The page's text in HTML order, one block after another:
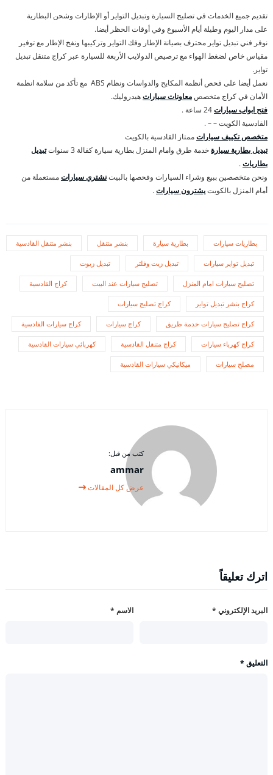
تقديم جميع الخدمات في تصليح السيارة وتبديل التواير أو الإطارات وشحن البطارية
على مدار اليوم وطيلة أيام الأسبوع وفي أوقات الحظر أيضا.
نوفر فني تبديل تواير محترف بصيانة الإطار وفك التواير وتركيبها ونفخ الإطار مع توفير
مقياس خاص لضغط الهواء مع ترصيص الدولايب الأربعة للسيارة عبر كراج متنقل تبديل
تواير.
نعمل أيضا على فحص أنظمة المكابح والدواسات ونظام ABS مع تأكد من سلامة انظمة
الأمان في كراج متخصصمعاونات سياراتهيدروليك.
فتح ابواب سيارات
القادسية الكويت – – .
متخصص تكييف سياراتممتاز القادسية بالكويت
تبديل بطارية سيارةخدمة طرق وامام المنزل بطارية سيارة كفالة 3 سنوات
تبديل
بطاريات.
ونحن متخصصين ببيع وشراء السيارات وفحصها بالبيتنشتري سياراتمستعملة من
أمام المنزل بالكويتيشترون سيارات.
بطاريات سيارات بطارية سيارة بنشر متنقل بنشر متنقل القادسية
تبديل تواير سيارات تبديل زيت وفلتر تبديل زيوت
تصليح سيارات امام المنزل تصليح سيارات عند البيت كراج القادسية
كراج بنشر تبديل تواير كراج تصليح سيارات
كراج تصليح سيارات خدمة طريق كراج سيارات كراج سيارات القادسية
كراج كهرباء سيارات كراج متنقل القادسية كهربائي سيارات القادسية
مصلح سيارات ميكانيكي سيارات القادسية
كتب من قبل:
ammar
عرض كل المقالات
اترك تعليقاً
الاسم * البريد الإلكتروني *
التعليق *